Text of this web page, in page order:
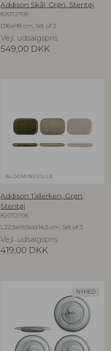
Addison Skål, Grøn, Stentøj
82072705
D16xH8 cm, Set of 3
Vejl. udsalgspris
549,00 DKK
BLOOMINGVILLE
Addison Tallerken, Grøn,
Stentøj
82072706
L22,5xH1,5xW14,5 cm, Set of 3
Vejl. udsalgspris
419,00 DKK
NYHED